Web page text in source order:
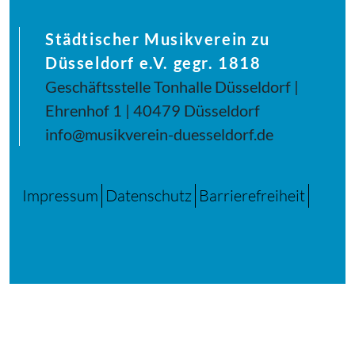
Städtischer Musikverein zu
Düsseldorf e.V. gegr. 1818
Geschäftsstelle Tonhalle Düsseldorf |
Ehrenhof 1 | 40479 Düsseldorf
info@musikverein-duesseldorf.de
Impressum Datenschutz Barrierefreiheit